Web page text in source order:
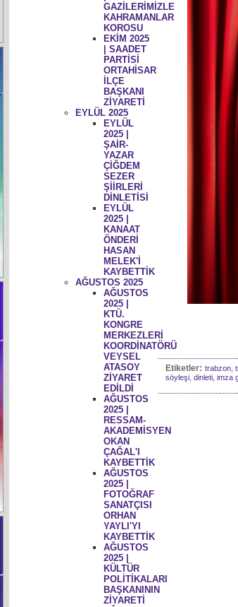
Etiketler: trabzon,
söyleşi, dinleti, imza
GAZİLERİMİZLE
KAHRAMANLAR
KOROSU
EKİM 2025
| SAADET
PARTİSİ
ORTAHİSAR
İLÇE
BAŞKANI
ZİYARETİ
EYLÜL 2025
EYLÜL
2025 |
ŞAİR-
YAZAR
ÇİĞDEM
SEZER
ŞİİRLERİ
DİNLETİSİ
EYLÜL
2025 |
KANAAT
ÖNDERİ
HASAN
MELEK'İ
KAYBETTİK
AĞUSTOS 2025
AĞUSTOS
2025 |
KTÜ.
KONGRE
MERKEZLERİ
KOORDİNATÖRÜ
VEYSEL
ATASOY
ZİYARET
EDİLDİ
AĞUSTOS
2025 |
RESSAM-
AKADEMİSYEN
OKAN
ÇAĞAL'I
KAYBETTİK
AĞUSTOS
2025 |
FOTOĞRAF
SANATÇISI
ORHAN
YAYLI'YI
KAYBETTİK
AĞUSTOS
2025 |
KÜLTÜR
POLİTİKALARI
BAŞKANININ
ZİYARETİ